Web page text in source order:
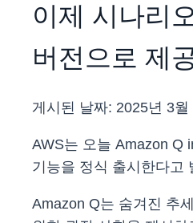
이제 시나리
버전으로 제
게시된 날짜: 2025년 3월
AWS는 오늘 Amazon Q
기능을 정식 출시한다고
Amazon Q는 숨겨진 추